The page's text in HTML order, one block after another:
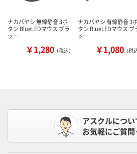
ナカバヤシ 無線静音 3ボ
タン BlueLEDマウス ブラ
ッ…
￥1,280 （税込）
ナカバヤシ 有線静音 3
タン BlueLEDマウス ブ
ッ…
￥1,080 （税
アスクルについ
お気軽にご質問